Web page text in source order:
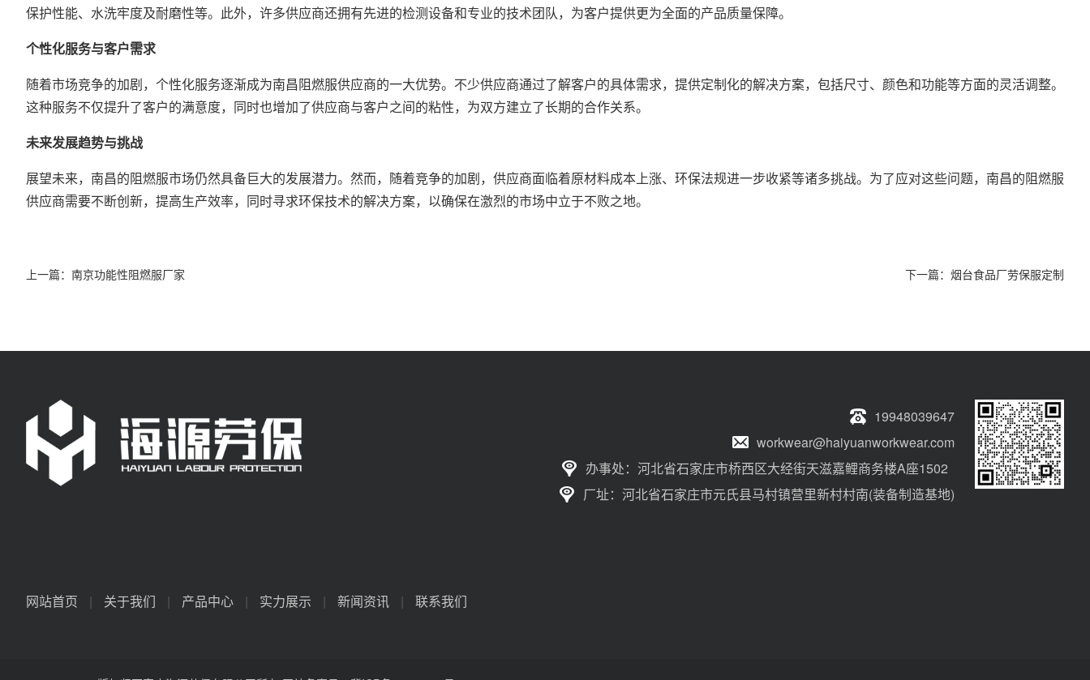
保护性能、水洗牢度及耐磨性等。此外，许多供应商还拥有先进的检测设备和专业的技术团队，为客户提供更为全面的产品质量保障。
个性化服务与客户需求
随着市场竞争的加剧，个性化服务逐渐成为南昌阻燃服供应商的一大优势。不少供应商通过了解客户的具体需求，提供定制化的解决方案，包括尺寸、颜色和功能等方面的灵活调整。
这种服务不仅提升了客户的满意度，同时也增加了供应商与客户之间的粘性，为双方建立了长期的合作关系。
未来发展趋势与挑战
展望未来，南昌的阻燃服市场仍然具备巨大的发展潜力。然而，随着竞争的加剧，供应商面临着原材料成本上涨、环保法规进一步收紧等诸多挑战。为了应对这些问题，南昌的阻燃服
供应商需要不断创新，提高生产效率，同时寻求环保技术的解决方案，以确保在激烈的市场中立于不败之地。
上一篇： 南京功能性阻燃服厂家 下一篇： 烟台食品厂劳保服定制
19948039647
workwear@haiyuanworkwear.com
办事处：河北省石家庄市桥西区大经街天滋嘉鲤商务楼A座1502
厂址：河北省石家庄市元氏县马村镇营里新村村南(装备制造基地)
网站首页 | 关于我们 | 产品中心 | 实力展示 | 新闻资讯 | 联系我们